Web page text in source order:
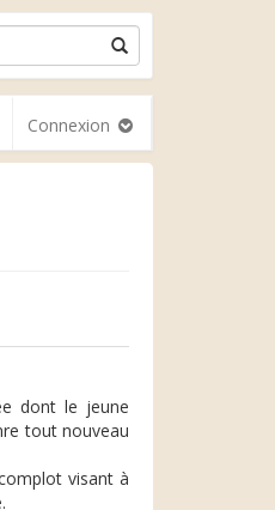
Connexion
dont le jeune
tout nouveau
visant à